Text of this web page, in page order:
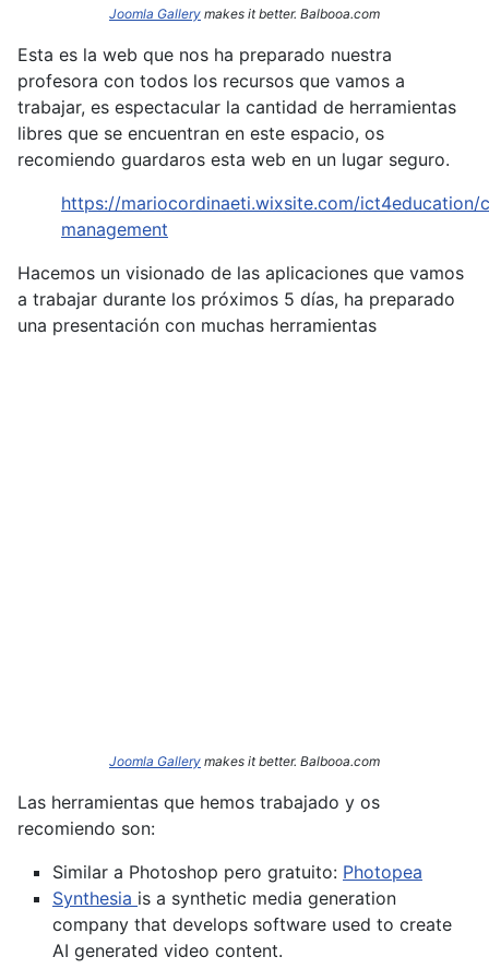
Joomla Gallery makes it better. Balbooa.com
Esta es la web que nos ha preparado nuestra
profesora con todos los recursos que vamos a
trabajar, es espectacular la cantidad de herramientas
libres que se encuentran en este espacio, os
recomiendo guardaros esta web en un lugar seguro.
https://mariocordinaeti.wixsite.com/ict4education/
management
Hacemos un visionado de las aplicaciones que vamos
a trabajar durante los próximos 5 días, ha preparado
una presentación con muchas herramientas
Joomla Gallery makes it better. Balbooa.com
Las herramientas que hemos trabajado y os
recomiendo son:
Similar a Photoshop pero gratuito: Photopea
Synthesia is a synthetic media generation
company that develops software used to create
AI generated video content.